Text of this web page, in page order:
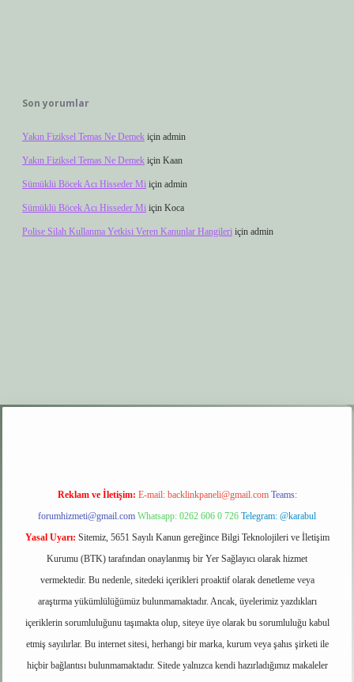
Son yorumlar
Yakın Fiziksel Temas Ne Demek için admin
Yakın Fiziksel Temas Ne Demek için Kaan
Sümüklü Böcek Acı Hisseder Mi için admin
Sümüklü Böcek Acı Hisseder Mi için Koca
Polise Silah Kullanma Yetkisi Veren Kanunlar Hangileri için admin
elexbet giriş
Reklam ve İletişim: E-mail: backlinkpaneli@gmail.com Teams:
forumhizmeti@gmail.com Whatsapp: 0262 606 0 726 Telegram: @karabul
Yasal Uyarı: Sitemiz, 5651 Sayılı Kanun gereğince Bilgi Teknolojileri ve İletişim
Kurumu (BTK) tarafından onaylanmış bir Yer Sağlayıcı olarak hizmet
vermektedir. Bu nedenle, sitedeki içerikleri proaktif olarak denetleme veya
araştırma yükümlülüğümüz bulunmamaktadır. Ancak, üyelerimiz yazdıkları
içeriklerin sorumluluğunu taşımakta olup, siteye üye olarak bu sorumluluğu kabul
etmiş sayılırlar. Bu internet sitesi, herhangi bir marka, kurum veya şahıs şirketi ile
hiçbir bağlantısı bulunmamaktadır. Sitede yalnızca kendi hazırladığımız makaleler